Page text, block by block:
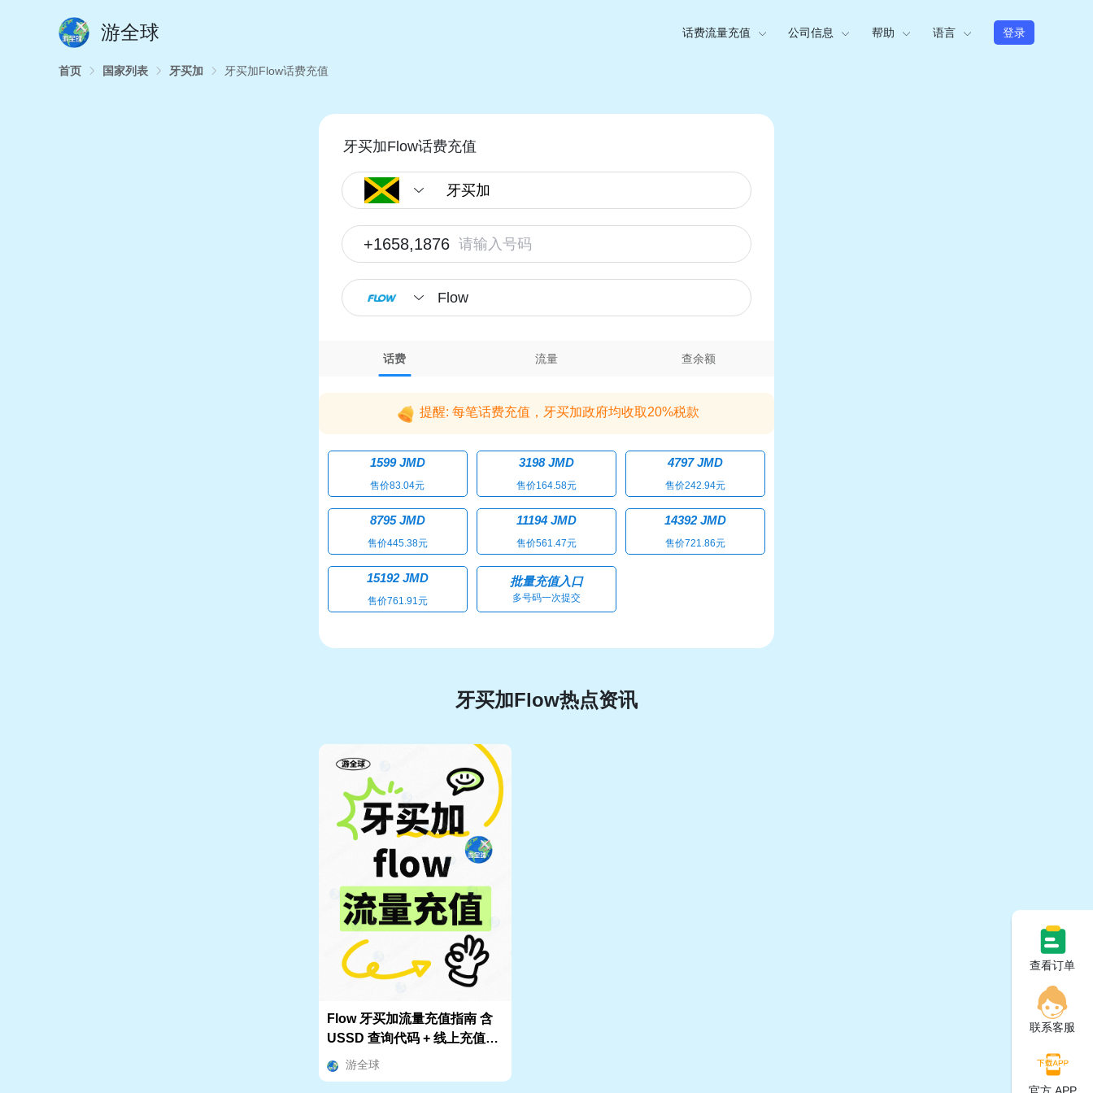
游全球 话费流量充值 公司信息 帮助 语言 登录
首页 国家列表 牙买加 牙买加Flow话费充值
牙买加Flow话费充值
+1658,1876
Flow
话费 流量 查余额
提醒: 每笔话费充值，牙买加政府均收取20%税款
1599 JMD
售价83.04元
3198 JMD
售价164.58元
4797 JMD
售价242.94元
8795 JMD
售价445.38元
11194 JMD
售价561.47元
14392 JMD
售价721.86元
15192 JMD
售价761.91元
批量充值入口
多号码一次提交
牙买加Flow热点资讯
Flow 牙买加流量充值指南 含
USSD 查询代码 + 线上充值流
程
游全球
查看订单
联系客服
官方 APP